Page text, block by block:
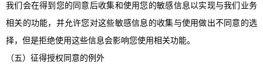
我们会在得到您的同意后收集和使用您的敏感信息以实现与我们业务
相关的功能，并允许您对这些敏感信息的收集与使用做出不同意的选
择，但是拒绝使用这些信息会影响您使用相关功能。
（五）征得授权同意的例外